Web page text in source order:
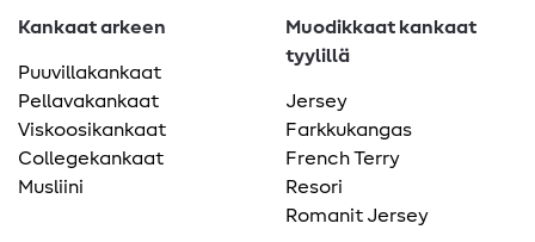
Kankaat arkeen
Puuvillakankaat
Pellavakankaat
Viskoosikankaat
Collegekankaat
Musliini
Muodikkaat kankaat
tyylillä
Jersey
Farkkukangas
French Terry
Resori
Romanit Jersey